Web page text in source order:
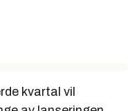
kvartal vil